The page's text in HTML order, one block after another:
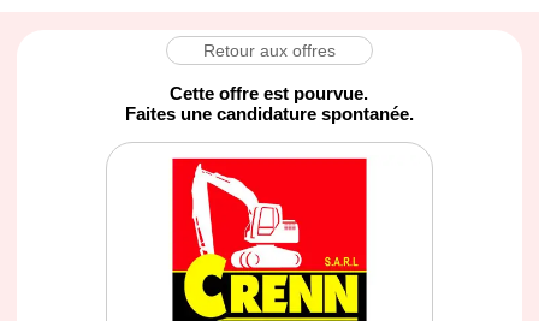
Retour aux offres
Cette offre est pourvue.
Faites une candidature spontanée.